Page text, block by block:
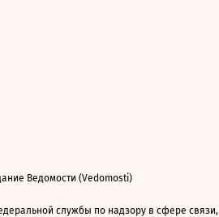
Ведомости (Vedomosti)
службы по надзору в сфере связи,